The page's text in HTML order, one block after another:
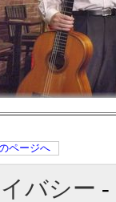
ページへ
バシー -